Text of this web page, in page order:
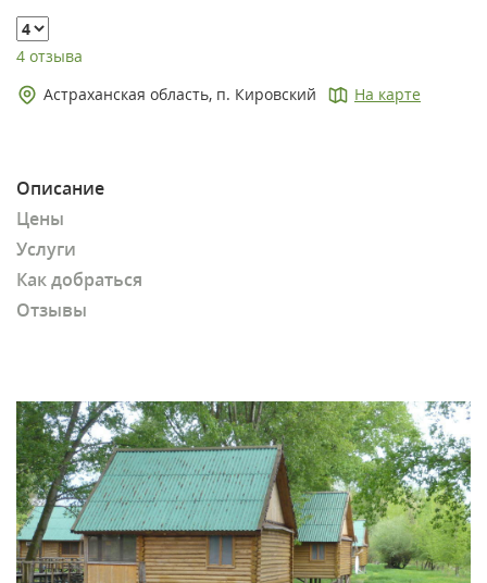
4 отзыва
Астраханская область, п. Кировский
На карте
Описание
Цены
Услуги
Как добраться
Отзывы